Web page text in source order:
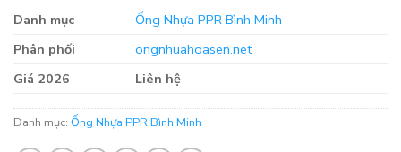
Danh mục
Ống Nhựa PPR Bình Minh
Phân phối
ongnhuahoasen.net
Giá 2026
Liên hệ
Danh mục: Ống Nhựa PPR Bình Minh